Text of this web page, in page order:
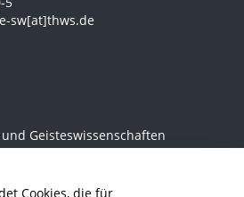
Cookies, die für
sw[at]thws.de
Geisteswissenschaften